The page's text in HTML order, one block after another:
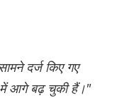
दर्ज किए गए
में आगे बढ़ चुकी हैं।"